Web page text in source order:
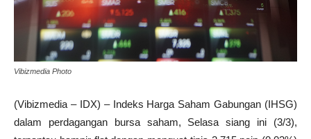
Vibizmedia Photo
(Vibizmedia – IDX) – Indeks Harga Saham Gabungan (IHSG)
dalam perdagangan bursa saham, Selasa siang ini (3/3),